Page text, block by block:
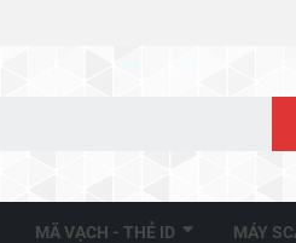
MÃ VẠCH - THẺ ID MÁY